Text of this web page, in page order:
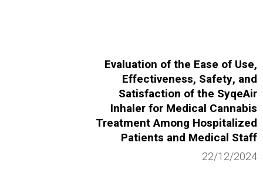
Evaluation of the Ease of Use,
Effectiveness, Safety, and
Satisfaction of the SyqeAir
Inhaler for Medical Cannabis
Treatment Among Hospitalized
Patients and Medical Staff
22/12/2024